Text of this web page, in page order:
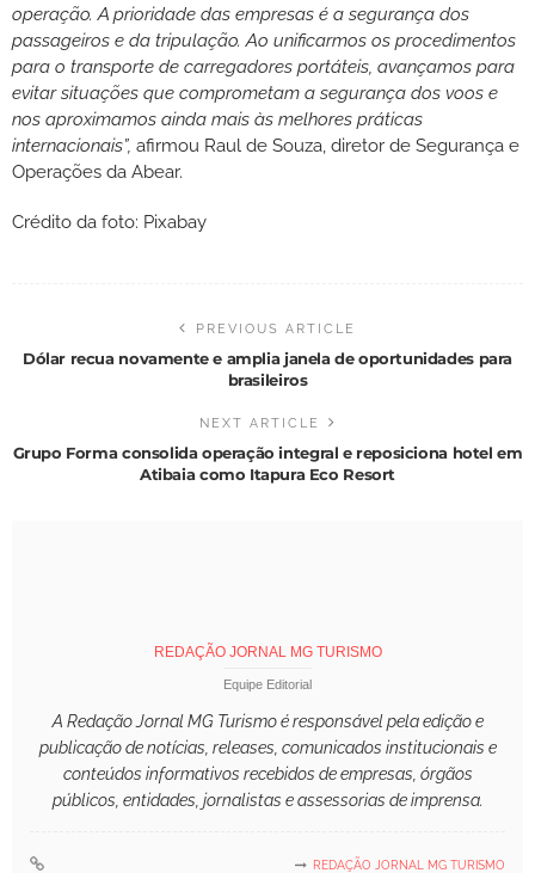
operação. A prioridade das empresas é a segurança dos
passageiros e da tripulação. Ao unificarmos os procedimentos
para o transporte de carregadores portáteis, avançamos para
evitar situações que comprometam a segurança dos voos e
nos aproximamos ainda mais às melhores práticas
internacionais”, afirmou Raul de Souza, diretor de Segurança e
Operações da Abear.
Crédito da foto: Pixabay
PREVIOUS ARTICLE
Dólar recua novamente e amplia janela de oportunidades para
brasileiros
NEXT ARTICLE
Grupo Forma consolida operação integral e reposiciona hotel em
Atibaia como Itapura Eco Resort
REDAÇÃO JORNAL MG TURISMO
Equipe Editorial
A Redação Jornal MG Turismo é responsável pela edição e
publicação de notícias, releases, comunicados institucionais e
conteúdos informativos recebidos de empresas, órgãos
públicos, entidades, jornalistas e assessorias de imprensa.
REDAÇÃO JORNAL MG TURISMO